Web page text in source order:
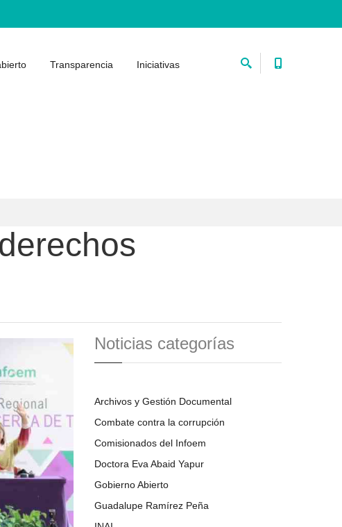
Transparencia Iniciativas
Noticias categorías
Archivos y Gestión Documental
Combate contra la corrupción
Comisionados del Infoem
Doctora Eva Abaid Yapur
Gobierno Abierto
Guadalupe Ramírez Peña